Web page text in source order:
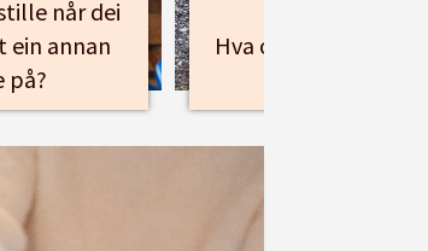
når dei
ein annan
på?
Hva om Ole Brumm